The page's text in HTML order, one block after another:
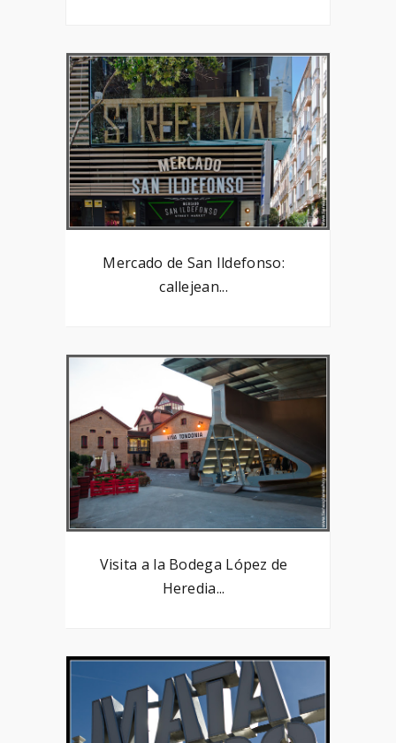
Mercado de San Ildefonso:
callejean...
Visita a la Bodega López de
Heredia...